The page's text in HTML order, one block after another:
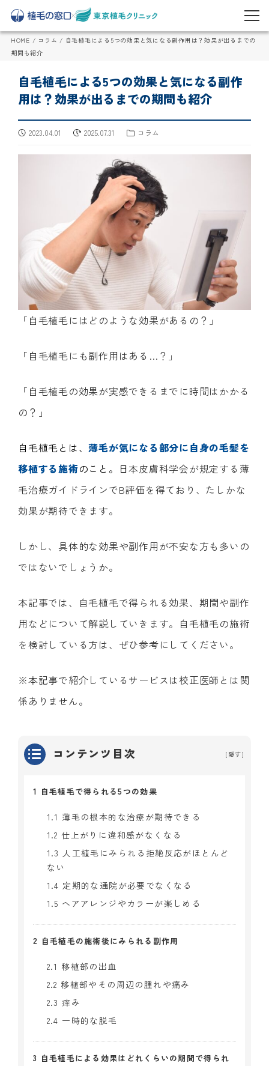
HOME / コラム / 自毛植毛による5つの効果と気になる副作用は？効果が出るまでの
期間も紹介
自毛植毛による5つの効果と気になる副作
用は？効果が出るまでの期間も紹介
2023.04.01 2025.07.31 コラム
「自毛植毛にはどのような効果があるの？」
「自毛植毛にも副作用はある…？」
「自毛植毛の効果が実感できるまでに時間はかかる
の？」
自毛植毛とは、薄毛が気になる部分に自身の毛髪を
移植する施術のこと。日本皮膚科学会が規定する薄
毛治療ガイドラインでB評価を得ており、たしかな
効果が期待できます。
しかし、具体的な効果や副作用が不安な方も多いの
ではないでしょうか。
本記事では、自毛植毛で得られる効果、期間や副作
用などについて解説していきます。自毛植毛の施術
を検討している方は、ぜひ参考にしてください。
※本記事で紹介しているサービスは校正医師とは関
係ありません。
コンテンツ目次 [ 隠す]
1 自毛植毛で得られる5つの効果
1.1 薄毛の根本的な治療が期待できる
1.2 仕上がりに違和感がなくなる
1.3 人工植毛にみられる拒絶反応がほとんど
ない
1.4 定期的な通院が必要でなくなる
1.5 ヘアアレンジやカラーが楽しめる
2 自毛植毛の施術後にみられる副作用
2.1 移植部の出血
2.2 移植部やその周辺の腫れや痛み
2.3 痒み
2.4 一時的な脱毛
3 自毛植毛による効果はどれくらいの期間で得られ